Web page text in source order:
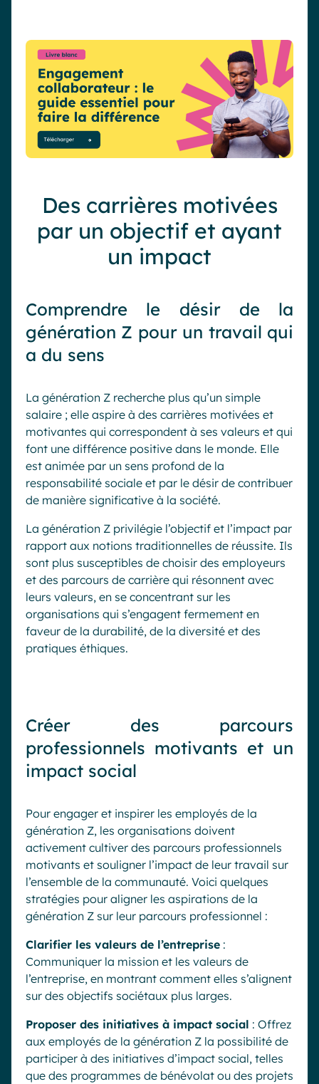
Des carrières motivées
par un objectif et ayant
un impact
Comprendre le désir de la
génération Z pour un travail qui
a du sens
La génération Z recherche plus qu’un simple
salaire ; elle aspire à des carrières motivées et
motivantes qui correspondent à ses valeurs et qui
font une différence positive dans le monde. Elle
est animée par un sens profond de la
responsabilité sociale et par le désir de contribuer
de manière significative à la société.
La génération Z privilégie l’objectif et l’impact par
rapport aux notions traditionnelles de réussite. Ils
sont plus susceptibles de choisir des employeurs
et des parcours de carrière qui résonnent avec
leurs valeurs, en se concentrant sur les
organisations qui s’engagent fermement en
faveur de la durabilité, de la diversité et des
pratiques éthiques.
Créer des parcours
professionnels motivants et un
impact social
Pour engager et inspirer les employés de la
génération Z, les organisations doivent
activement cultiver des parcours professionnels
motivants et souligner l’impact de leur travail sur
l’ensemble de la communauté. Voici quelques
stratégies pour aligner les aspirations de la
génération Z sur leur parcours professionnel :
Clarifier les valeurs de l’entreprise :
Communiquer la mission et les valeurs de
l’entreprise, en montrant comment elles s’alignent
sur des objectifs sociétaux plus larges.
Proposer des initiatives à impact social : Offrez
aux employés de la génération Z la possibilité de
participer à des initiatives d’impact social, telles
que des programmes de bénévolat ou des projets